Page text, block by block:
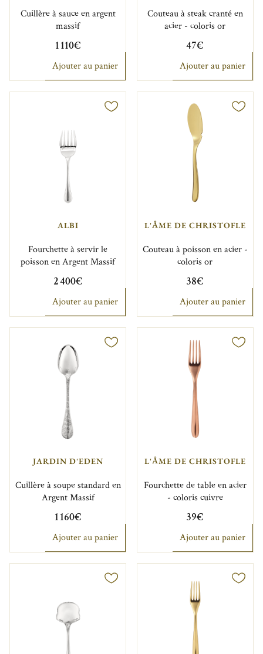
Cuillère à sauce en argent
massif
1 110€
Ajouter au panier
Couteau à steak cranté en
acier - coloris or
47€
Ajouter au panier
ALBI
Fourchette à servir le
poisson en Argent Massif
2 400€
Ajouter au panier
L'ÂME DE CHRISTOFLE
Couteau à poisson en acier -
coloris or
38€
Ajouter au panier
JARDIN D'EDEN
Cuillère à soupe standard en
Argent Massif
1 160€
Ajouter au panier
L'ÂME DE CHRISTOFLE
Fourchette de table en acier
- coloris cuivre
39€
Ajouter au panier